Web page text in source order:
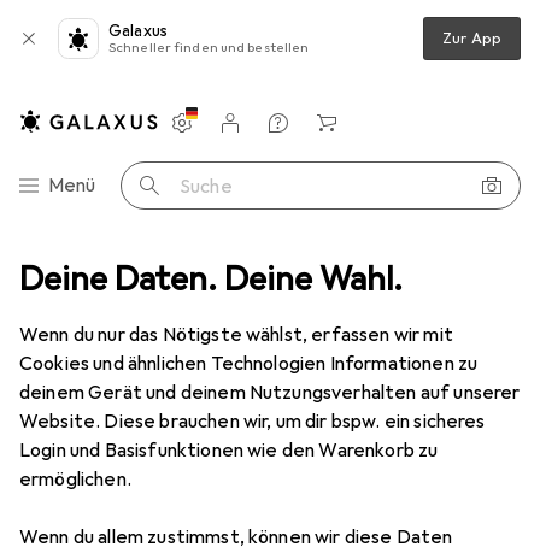
Deine Daten. Deine Wahl.
Wenn du nur das Nötigste wählst, erfassen wir mit
Cookies und ähnlichen Technologien Informationen zu
deinem Gerät und deinem Nutzungsverhalten auf unserer
Website. Diese brauchen wir, um dir bspw. ein sicheres
Login und Basisfunktionen wie den Warenkorb zu
ermöglichen.
Wenn du allem zustimmst, können wir diese Daten
Galaxus
Schneller finden und bestellen Zur App
Navigation nach Kategorien
Menü Suche
Einstellungen
Kundenkonto
Vergleichslisten
Merklisten
Warenkorb
Smartphone Schutzfolie Dipos Displayschutzfolie Full-Cover 3D
5 Bilder
DiposDisplayschutzfolie Full-Cover
Motorola Moto E7 Plus
EUR
10,–